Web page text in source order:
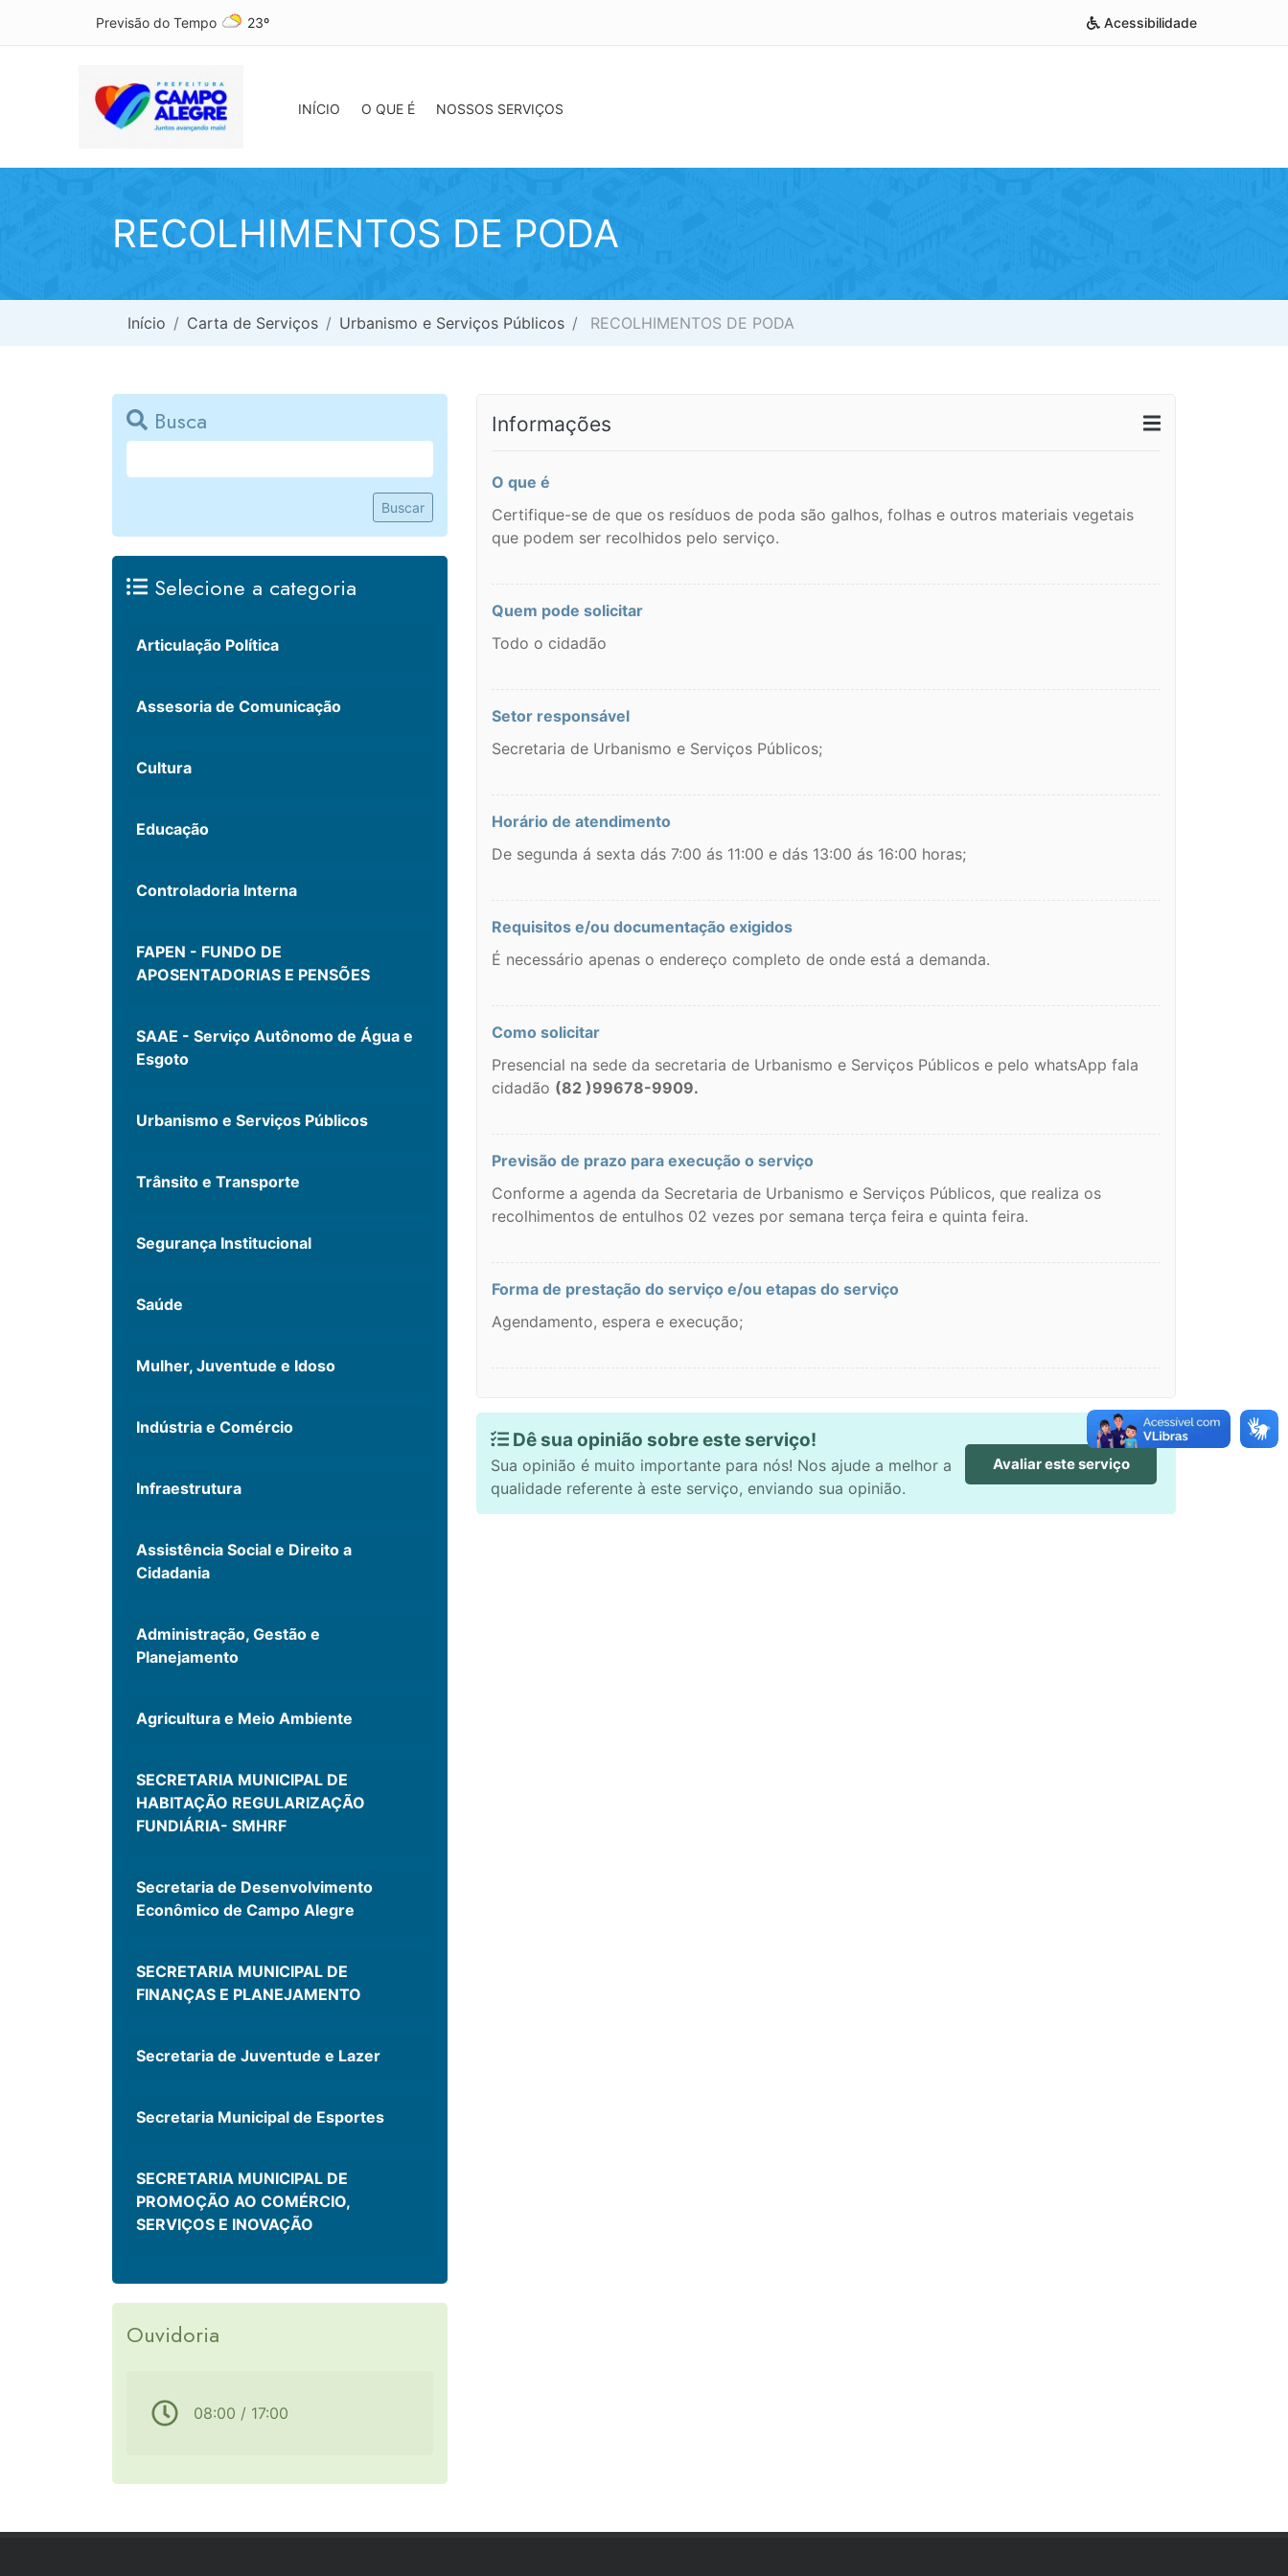
Previsão do Tempo 23º Acessibilidade
INÍCIO O QUE É NOSSOS SERVIÇOS
RECOLHIMENTOS DE PODA
Início Carta de Serviços Urbanismo e Serviços Públicos RECOLHIMENTOS DE PODA
Busca
Buscar
Selecione a categoria
Articulação Política
Assesoria de Comunicação
Cultura
Educação
Controladoria Interna
FAPEN - FUNDO DE
APOSENTADORIAS E PENSÕES
SAAE - Serviço Autônomo de Água e
Esgoto
Urbanismo e Serviços Públicos
Trânsito e Transporte
Segurança Institucional
Saúde
Mulher, Juventude e Idoso
Indústria e Comércio
Infraestrutura
Assistência Social e Direito a
Cidadania
Administração, Gestão e
Planejamento
Agricultura e Meio Ambiente
SECRETARIA MUNICIPAL DE
HABITAÇÃO REGULARIZAÇÃO
FUNDIÁRIA- SMHRF
Secretaria de Desenvolvimento
Econômico de Campo Alegre
SECRETARIA MUNICIPAL DE
FINANÇAS E PLANEJAMENTO
Secretaria de Juventude e Lazer
Secretaria Municipal de Esportes
SECRETARIA MUNICIPAL DE
PROMOÇÃO AO COMÉRCIO,
SERVIÇOS E INOVAÇÃO
Ouvidoria
08:00 / 17:00
Informações
O que é
Certifique-se de que os resíduos de poda são galhos, folhas e outros materiais vegetais
que podem ser recolhidos pelo serviço.
Quem pode solicitar
Todo o cidadão
Setor responsável
Secretaria de Urbanismo e Serviços Públicos;
Horário de atendimento
De segunda á sexta dás 7:00 ás 11:00 e dás 13:00 ás 16:00 horas;
Requisitos e/ou documentação exigidos
É necessário apenas o endereço completo de onde está a demanda.
Como solicitar
Presencial na sede da secretaria de Urbanismo e Serviços Públicos e pelo whatsApp fala
cidadão (82 )99678-9909.
Previsão de prazo para execução o serviço
Conforme a agenda da Secretaria de Urbanismo e Serviços Públicos, que realiza os
recolhimentos de entulhos 02 vezes por semana terça feira e quinta feira.
Forma de prestação do serviço e/ou etapas do serviço
Agendamento, espera e execução;
Dê sua opinião sobre este serviço!
Sua opinião é muito importante para nós! Nos ajude a melhor a
qualidade referente à este serviço, enviando sua opinião.
Avaliar este serviço